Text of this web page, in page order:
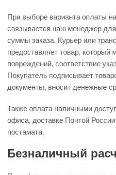
При выборе варианта оплаты
связывается наш менеджер
суммы заказа. Курьер или
предоставляет товар, который
повреждений, соответствие
Покупатель подписывает
документы, вносит денежные
Также оплата наличными
офиса, доставке Почтой
постамата.
Безналичный